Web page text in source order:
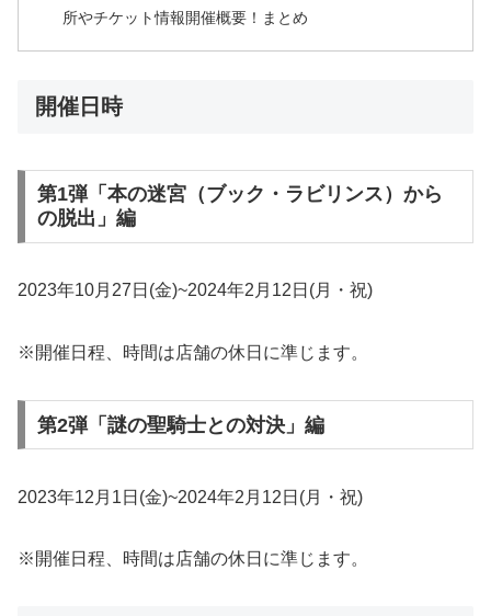
所やチケット情報開催概要！まとめ
開催日時
第1弾「本の迷宮（ブック・ラビリンス）から
の脱出」編
2023年10月27日(金)~2024年2月12日(月・祝)
※開催日程、時間は店舗の休日に準じます。
第2弾「謎の聖騎⼠との対決」編
2023年12月1日(金)~2024年2月12日(月・祝)
※開催日程、時間は店舗の休日に準じます。